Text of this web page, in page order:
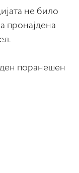
не било
пронајдена
поранешен